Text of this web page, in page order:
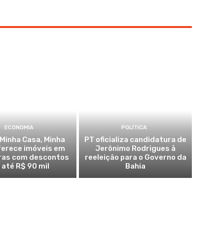
ECONOMIA
Casa, Minha
imóveis em
com descontos
até R$ 90 mil
POLÍTICA
PT oficializa candidatura de
Jerônimo Rodrigues à
reeleição para o Governo da
Bahia